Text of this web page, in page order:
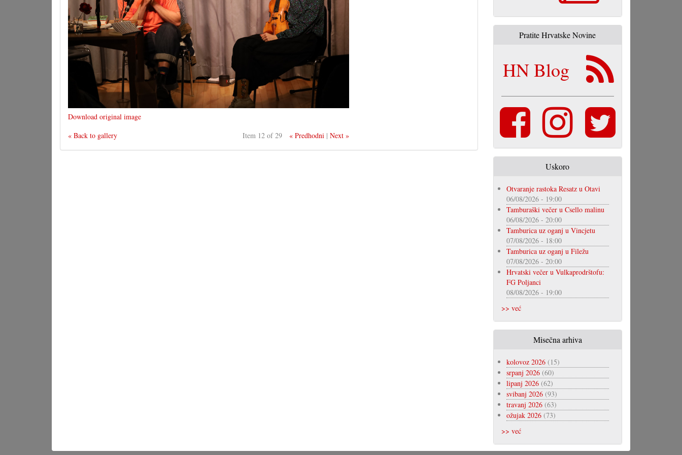
Download original image
« Back to gallery
Item 12 of 29 « Predhodni |Next »
Pratite Hrvatske Novine
HN Blog
Uskoro
Otvaranje rastoka Resatz u Otavi
06/08/2026 - 19:00
Tamburaški večer u Csello malinu
06/08/2026 - 20:00
Tamburica uz oganj u Vincjetu
07/08/2026 - 18:00
Tamburica uz oganj u Filežu
07/08/2026 - 20:00
Hrvatski večer u Vulkaprodrštofu:
FG Poljanci
08/08/2026 - 19:00
>> već
Misečna arhiva
kolovoz 2026(15)
srpanj 2026(60)
lipanj 2026(62)
svibanj 2026(93)
travanj 2026(63)
ožujak 2026(73)
>> već